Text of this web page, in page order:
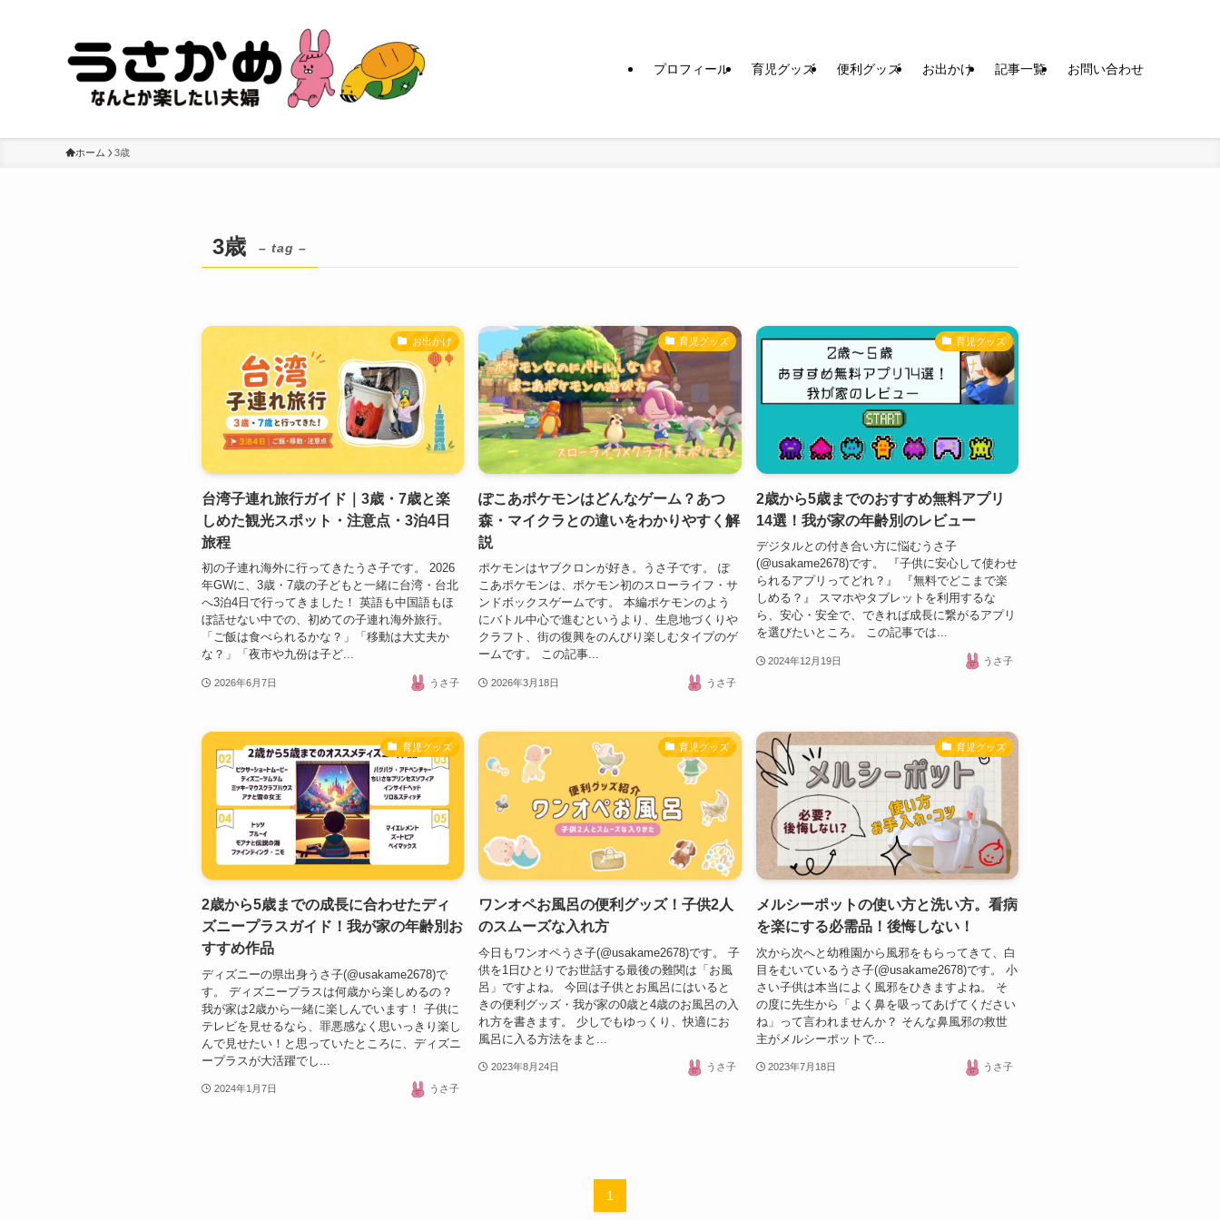
プロフィール 育児グッズ 便利グッズ お出かけ 記事一覧 お問い合わせ
ホーム 3歳
3歳 – tag –
お出かけ
台湾子連れ旅行ガイド｜3歳・7歳と楽
しめた観光スポット・注意点・3泊4日
旅程
初の子連れ海外に行ってきたうさ子です。 2026
年GWに、3歳・7歳の子どもと一緒に台湾・台北
へ3泊4日で行ってきました！ 英語も中国語もほ
ぼ話せない中での、初めての子連れ海外旅行。
「ご飯は食べられるかな？」「移動は大丈夫か
な？」「夜市や九份は子ど...
2026年6月7日 うさ子
育児グッズ
ぽこあポケモンはどんなゲーム？あつ
森・マイクラとの違いをわかりやすく解
説
ポケモンはヤブクロンが好き。うさ子です。 ぽ
こあポケモンは、ポケモン初のスローライフ・サ
ンドボックスゲームです。 本編ポケモンのよう
にバトル中心で進むというより、生息地づくりや
クラフト、街の復興をのんびり楽しむタイプのゲ
ームです。 この記事...
2026年3月18日 うさ子
育児グッズ
2歳から5歳までのおすすめ無料アプリ
14選！我が家の年齢別のレビュー
デジタルとの付き合い方に悩むうさ子
(@usakame2678)です。 『子供に安心して使わせ
られるアプリってどれ？』 『無料でどこまで楽
しめる？』 スマホやタブレットを利用するな
ら、安心・安全で、できれば成長に繋がるアプリ
を選びたいところ。 この記事では...
2024年12月19日 うさ子
育児グッズ
2歳から5歳までの成長に合わせたディ
ズニープラスガイド！我が家の年齢別お
すすめ作品
ディズニーの県出身うさ子(@usakame2678)で
す。 ディズニープラスは何歳から楽しめるの？
我が家は2歳から一緒に楽しんでいます！ 子供に
テレビを見せるなら、罪悪感なく思いっきり楽し
んで見せたい！と思っていたところに、ディズニ
ープラスが大活躍でし...
2024年1月7日 うさ子
育児グッズ
ワンオペお風呂の便利グッズ！子供2人
のスムーズな入れ方
今日もワンオペうさ子(@usakame2678)です。 子
供を1日ひとりでお世話する最後の難関は「お風
呂」ですよね。 今回は子供とお風呂にはいると
きの便利グッズ・我が家の0歳と4歳のお風呂の入
れ方を書きます。 少しでもゆっくり、快適にお
風呂に入る方法をまと...
2023年8月24日 うさ子
育児グッズ
メルシーポットの使い方と洗い方。看病
を楽にする必需品！後悔しない！
次から次へと幼稚園から風邪をもらってきて、白
目をむいているうさ子(@usakame2678)です。 小
さい子供は本当によく風邪をひきますよね。 そ
の度に先生から「よく鼻を吸ってあげてください
ね」って言われませんか？ そんな鼻風邪の救世
主がメルシーポットで...
2023年7月18日 うさ子
1